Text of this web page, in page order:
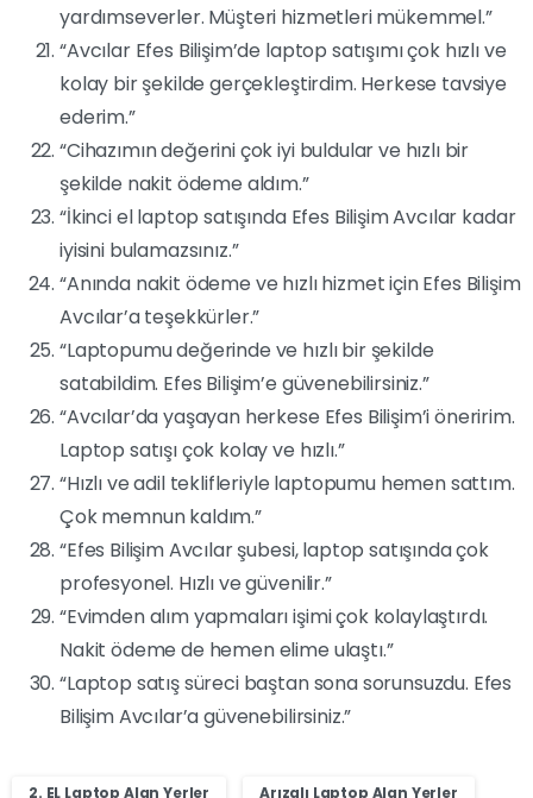
yardımseverler. Müşteri hizmetleri mükemmel.”
“Avcılar Efes Bilişim’de laptop satışımı çok hızlı ve
kolay bir şekilde gerçekleştirdim. Herkese tavsiye
ederim.”
“Cihazımın değerini çok iyi buldular ve hızlı bir
şekilde nakit ödeme aldım.”
“İkinci el laptop satışında Efes Bilişim Avcılar kadar
iyisini bulamazsınız.”
“Anında nakit ödeme ve hızlı hizmet için Efes Bilişim
Avcılar’a teşekkürler.”
“Laptopumu değerinde ve hızlı bir şekilde
satabildim. Efes Bilişim’e güvenebilirsiniz.”
“Avcılar’da yaşayan herkese Efes Bilişim’i öneririm.
Laptop satışı çok kolay ve hızlı.”
“Hızlı ve adil teklifleriyle laptopumu hemen sattım.
Çok memnun kaldım.”
“Efes Bilişim Avcılar şubesi, laptop satışında çok
profesyonel. Hızlı ve güvenilir.”
“Evimden alım yapmaları işimi çok kolaylaştırdı.
Nakit ödeme de hemen elime ulaştı.”
“Laptop satış süreci baştan sona sorunsuzdu. Efes
Bilişim Avcılar’a güvenebilirsiniz.”
2. EL Laptop Alan Yerler Arızalı Laptop Alan Yerler